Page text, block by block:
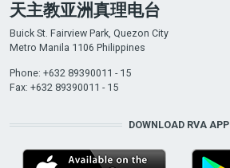
天主教亚洲真理电台
Buick St. Fairview Park, Quezon City
Metro Manila 1106 Philippines
Phone: +632 89390011 - 15
Fax: +632 89390011 - 15
DOWNLOAD RVA APP